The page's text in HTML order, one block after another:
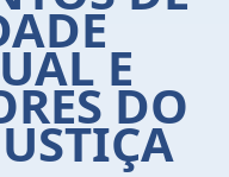
E
DO